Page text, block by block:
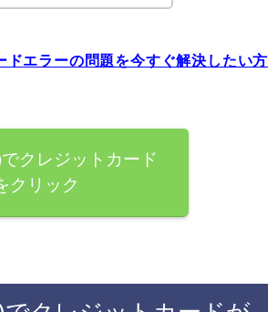
エラーの問題を今すぐ解決したい方
クレジットカード
クリック